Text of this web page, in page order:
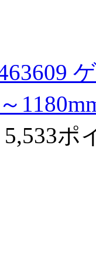
5,533ポ